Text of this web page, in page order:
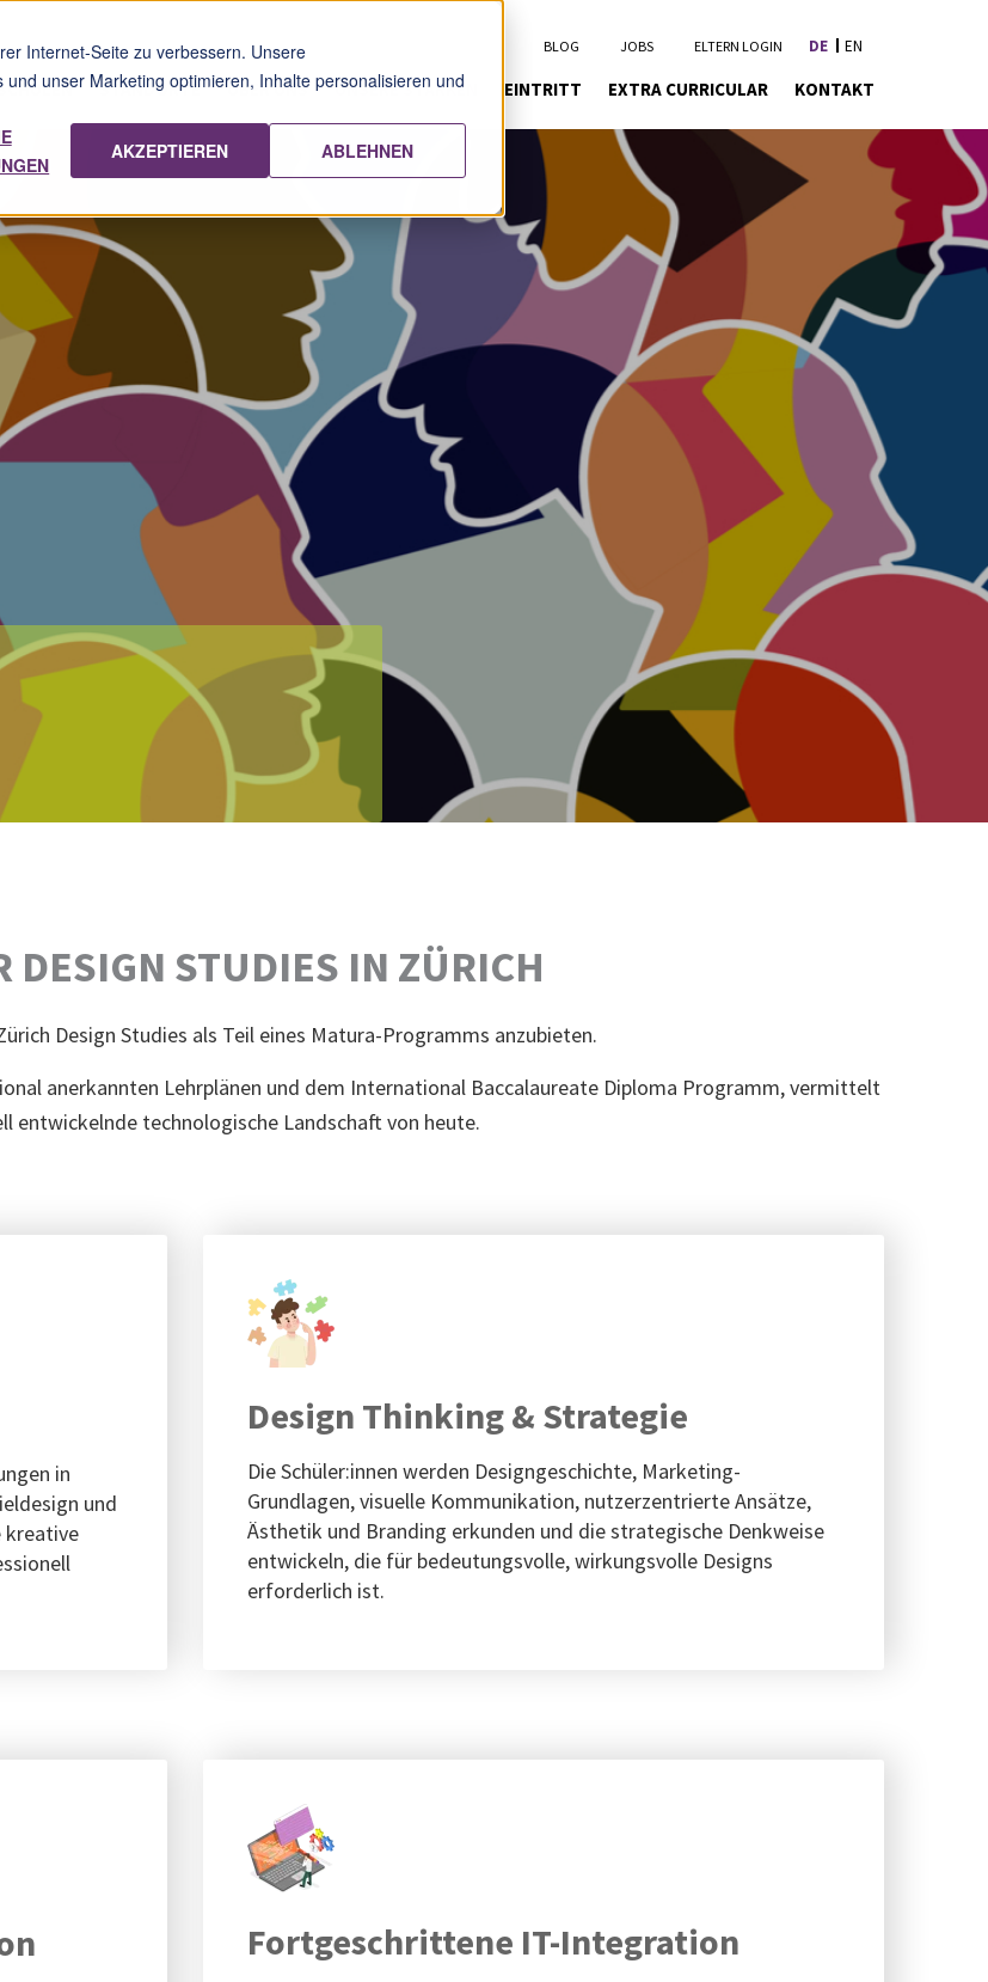
Internet-Seite zu verbessern. Unsere
unser Marketing optimieren, Inhalte personalisieren und
AKZEPTIEREN ABLEHNEN
BLOG JOBS ELTERN LOGIN DE EN
STANDORTE ÜBER UNS UNSERE STÄRKEN EINTRITT EXTRA CURRICULAR KONTAKT
STUDIES IN ZÜRICH
Design Studies als Teil eines Matura-Programms anzubieten.
anerkannten Lehrplänen und dem International Baccalaureate Diploma Programm, vermittelt
entwickelnde technologische Landschaft von heute.
in
und
kreative
Design Thinking & Strategie
Die Schüler:innen werden Designgeschichte, Marketing-
Grundlagen, visuelle Kommunikation, nutzerzentrierte Ansätze,
Ästhetik und Branding erkunden und die strategische Denkweise
entwickeln, die für bedeutungsvolle, wirkungsvolle Designs
erforderlich ist.
Fortgeschrittene IT-Integration